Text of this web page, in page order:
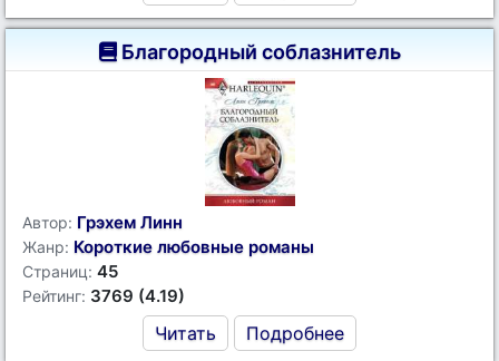
Благородный соблазнитель
Автор: Грэхем Линн
Жанр: Короткие любовные романы
Страниц: 45
Рейтинг: 3769 (4.19)
Читать Подробнее